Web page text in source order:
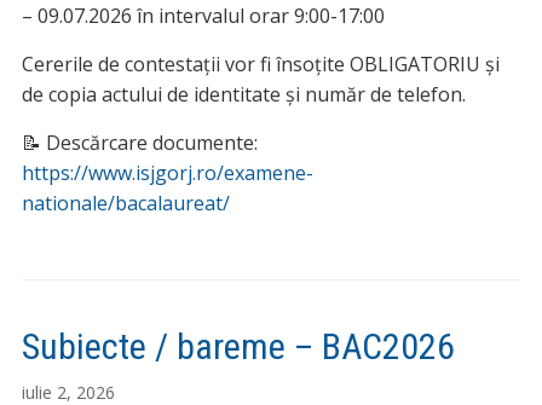
– 09.07.2026 în intervalul orar 9:00-17:00
Cererile de contestații vor fi însoțite OBLIGATORIU și
de copia actului de identitate și număr de telefon.
📝 Descărcare documente:
https://www.isjgorj.ro/examene-
nationale/bacalaureat/
Subiecte / bareme – BAC2026
iulie 2, 2026